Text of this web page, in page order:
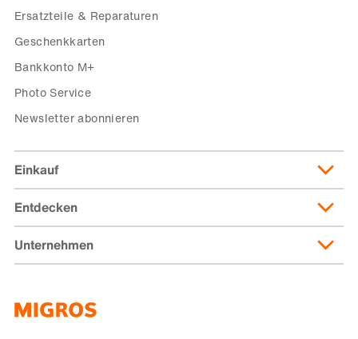
Ersatzteile & Reparaturen
Geschenkkarten
Bankkonto M+
Photo Service
Newsletter abonnieren
Einkauf
Lieferung & Lieferkosten
Lieferpass
Zahlungsmöglichkeiten
Cumulus
Entdecken
Migusto
iMpuls
Unternehmen
Nachhaltigkeit